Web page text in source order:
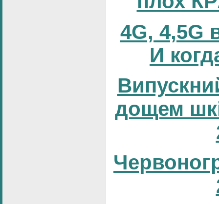
4G, 4,5G
И
дощем